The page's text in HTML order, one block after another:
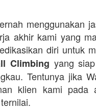
menggunakan
akhir kami yang
diri untuk
Climbing yang
Tentunya jika
klien kami pada